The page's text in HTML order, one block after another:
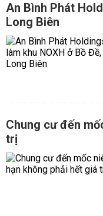
An Bình Phát
Long Biên
Chung cư đến
trị